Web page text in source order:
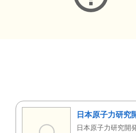
日本原子力研究
日本原子力研究開